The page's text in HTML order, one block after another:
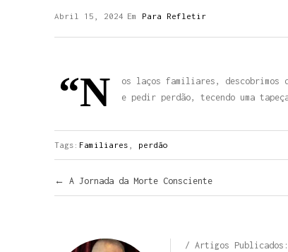
Em Para Refletir
Abril 15, 2024
“N
os laços familiares, descobrimos
e pedir perdão, tecendo uma
Tags: Familiares perdão
Navegar pelos Posts
← A Jornada da Morte Consciente
/ Artigos